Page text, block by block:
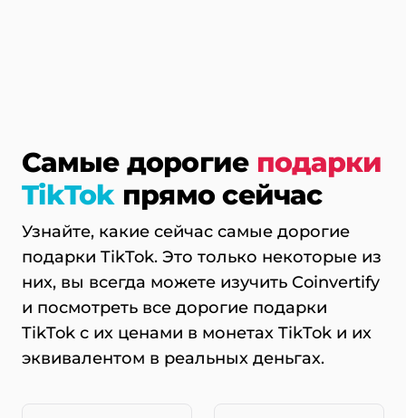
Самые дорогие подарки
TikTokпрямо сейчас
Узнайте, какие сейчас самые дорогие
подарки TikTok. Это только некоторые из
них, вы всегда можете изучить Coinvertify
и посмотреть все дорогие подарки
TikTok с их ценами в монетах TikTok и их
эквивалентом в реальных деньгах.